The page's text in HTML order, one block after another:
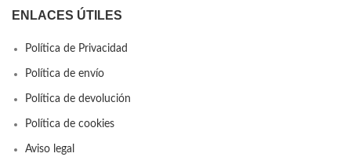
ENLACES ÚTILES
Política de Privacidad
Política de envío
Política de devolución
Política de cookies
Aviso legal